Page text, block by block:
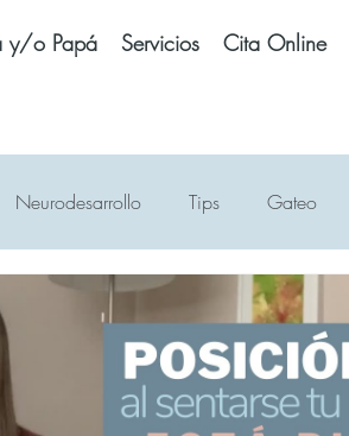
y/o Papá Servicios Cita Online
Neurodesarrollo Tips Gateo
Balancín Alimentación
bebés Alcohol Embarazo